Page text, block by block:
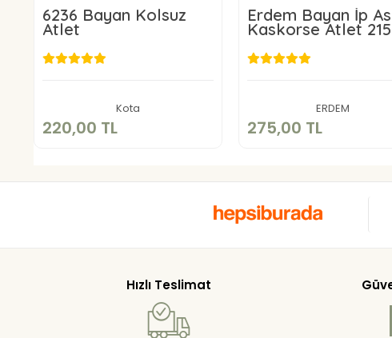
6236 Bayan Kolsuz
Atlet
Kota
220,00 TL
Sepete Ekle
Erdem Bayan İp
Kaskorse Atlet
ERDEM
275,00 TL
Sepete Ekle
Hızlı Teslimat